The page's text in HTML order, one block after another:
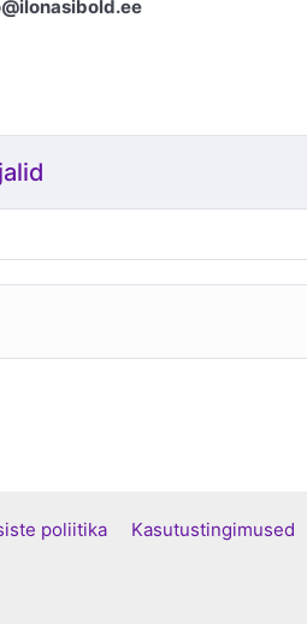
poliitika Kasutustingimused